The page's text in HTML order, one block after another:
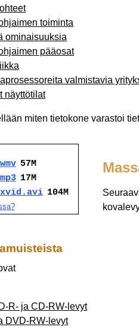
toiminta
ominaisuuksia
pääosat
valmistavia
näyttötilat
miten tietokone varastoi
57M
17M
104M
R- ja CD-RW-levyt
DVD-RW-levyt